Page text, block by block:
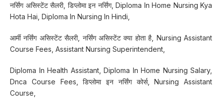
नर्सिंग असिस्टेंट सैलरी, डिप्लोमा इन नर्सिंग, Diploma In Home Nursing Kya
Hota Hai, Diploma In Nursing In Hindi,
आर्मी नर्सिंग असिस्टेंट सैलरी, नर्सिंग असिस्टेंट क्या होता है, Nursing Assistant
Course Fees, Assistant Nursing Superintendent,
Diploma In Health Assistant, Diploma In Home Nursing Salary,
Dnca Course Fees, डिप्लोमा इन नर्सिंग कोर्स, Nursing Assistant
Course,